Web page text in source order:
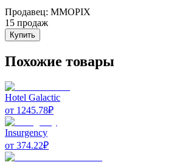
Продавец: MMOPIX
15 продаж
Купить
Похожие товары
Hotel Galactic
от 1245.78₽
Insurgency
от 374.22₽